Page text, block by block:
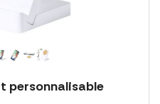
personnalisable